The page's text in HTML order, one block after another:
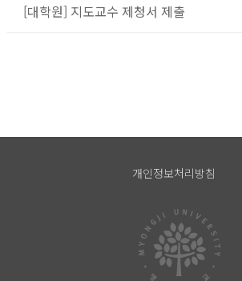
[대학원] 지도교수 제청서 제출
개인정보처리방침